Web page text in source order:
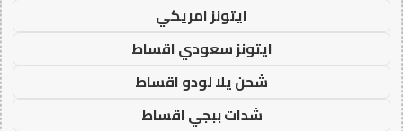
ايتونز امريكي
ايتونز سعودي اقساط
شحن يلا لودو اقساط
شدات ببجي اقساط